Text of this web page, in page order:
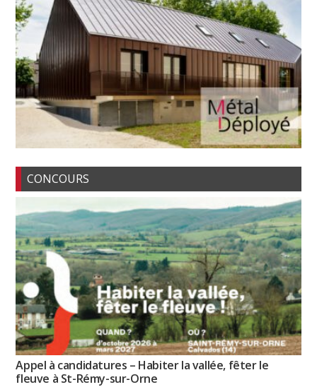
CONCOURS
Appel à candidatures – Habiter la vallée, fêter le
fleuve à St-Rémy-sur-Orne